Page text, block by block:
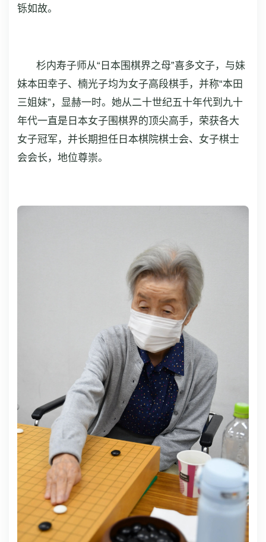
铄如故。
杉内寿子师从“日本围棋界之母”喜多文子，与妹
妹本田幸子、楠光子均为女子高段棋手，并称“本田
三姐妹”，显赫一时。她从二十世纪五十年代到九十
年代一直是日本女子围棋界的顶尖高手，荣获各大
女子冠军，并长期担任日本棋院棋士会、女子棋士
会会长，地位尊崇。